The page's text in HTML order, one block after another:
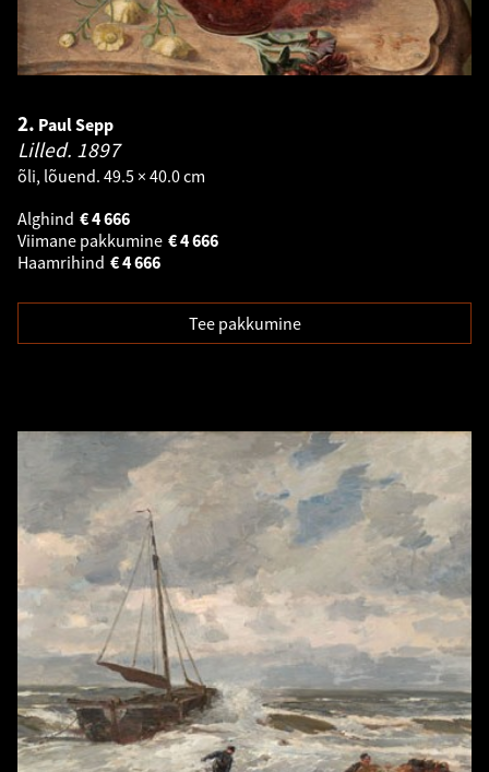
2. Paul Sepp
Lilled. 1897
õli, lõuend. 49.5 × 40.0 cm
Alghind
4 666
€
Viimane pakkumine
4 666
€
Haamrihind
4 666
€
Tee pakkumine